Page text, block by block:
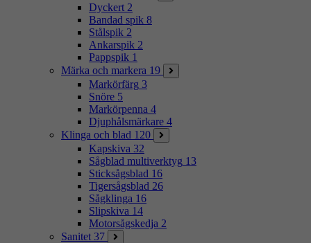
Dyckert 2
Bandad spik 8
Stålspik 2
Ankarspik 2
Pappspik 1
Märka och markera 19
Markörfärg 3
Snöre 5
Markörpenna 4
Djuphålsmärkare 4
Klinga och blad 120
Kapskiva 32
Sågblad multiverktyg 13
Sticksågsblad 16
Tigersågsblad 26
Sågklinga 16
Slipskiva 14
Motorsågskedja 2
Sanitet 37